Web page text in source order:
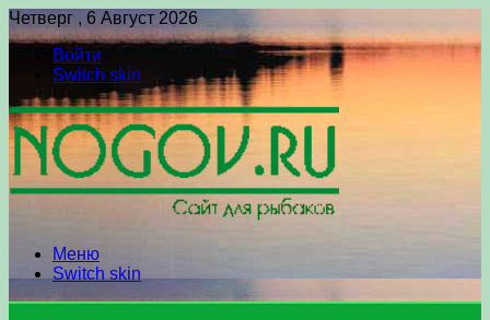
Четверг , 6 Август 2026
Войти
Switch skin
Меню
Switch skin